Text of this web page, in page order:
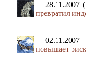
28.11.2007
превратил
повышает